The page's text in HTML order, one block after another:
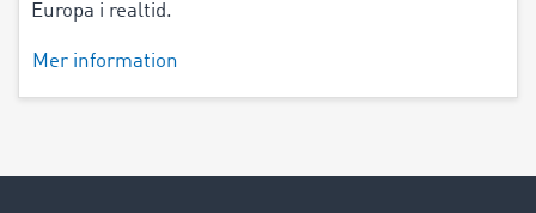
Europa i realtid.
Mer information